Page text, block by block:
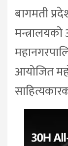
बागमती
आयोजित